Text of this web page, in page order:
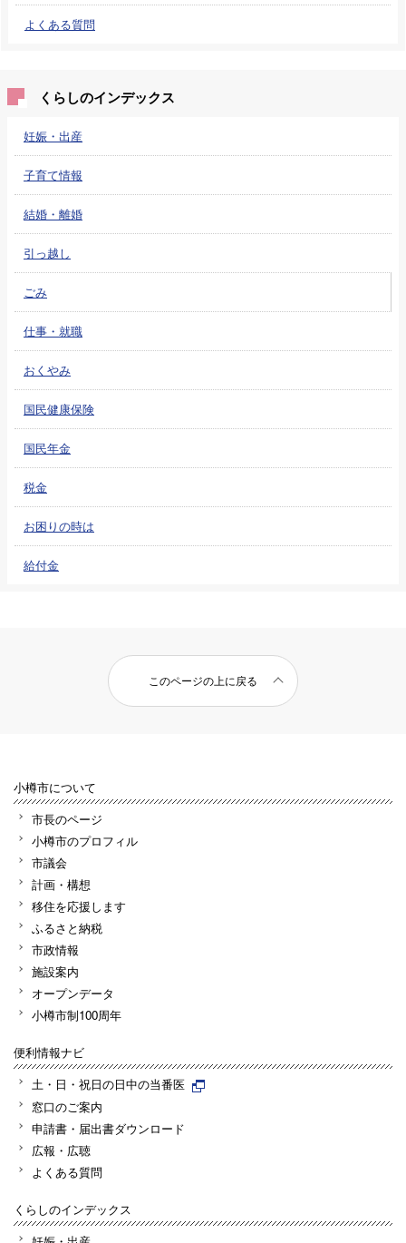
よくある質問
くらしのインデックス
妊娠・出産
子育て情報
結婚・離婚
引っ越し
ごみ
仕事・就職
おくやみ
国民健康保険
国民年金
税金
お困りの時は
給付金
このページの上に戻る
小樽市について
市長のページ
小樽市のプロフィル
市議会
計画・構想
移住を応援します
ふるさと納税
市政情報
施設案内
オープンデータ
小樽市制100周年
便利情報ナビ
土・日・祝日の日中の当番医
窓口のご案内
申請書・届出書ダウンロード
広報・広聴
よくある質問
くらしのインデックス